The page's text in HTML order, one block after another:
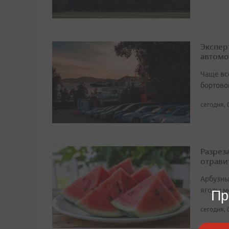
Чаще
сегодня,
ягоды
сегодня,